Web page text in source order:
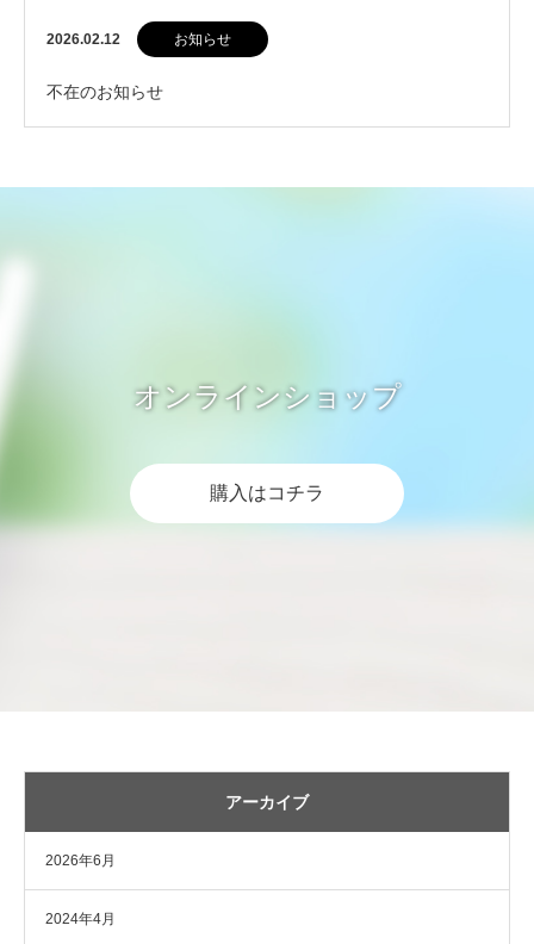
2026.02.12 お知らせ
不在のお知らせ
オンラインショップ
購入はコチラ
アーカイブ
2026年6月
2024年4月